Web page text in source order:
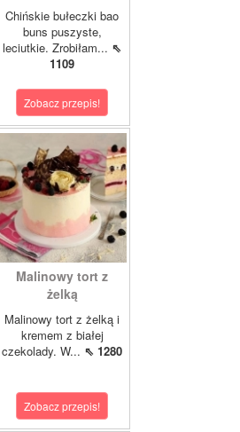
Chińskie bułeczki bao
buns puszyste,
leciutkie. Zrobiłam... ⇖
1109
Zobacz przepis!
Malinowy tort z
żelką
Malinowy tort z żelką i
kremem z białej
czekolady. W... ⇖ 1280
Zobacz przepis!